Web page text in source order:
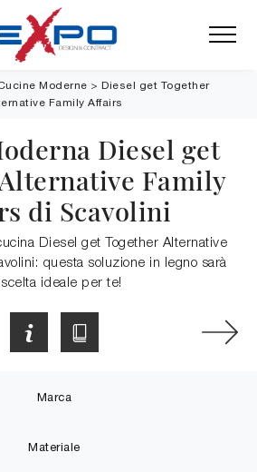
Moderne > Diesel get Together
Family Affairs
Diesel get
Family
di Scavolini
Diesel get Together Alternative
questa soluzione in legno sarà
scelta ideale per te!
Marca
Materiale